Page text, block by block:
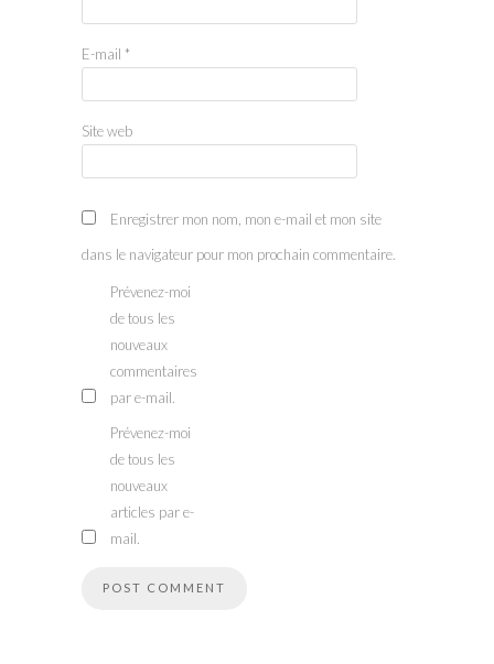
E-mail *
Site web
Enregistrer mon nom, mon e-mail et mon site
dans le navigateur pour mon prochain commentaire.
Prévenez-moi
de tous les
nouveaux
commentaires
par e-mail.
Prévenez-moi
de tous les
nouveaux
articles par e-
mail.